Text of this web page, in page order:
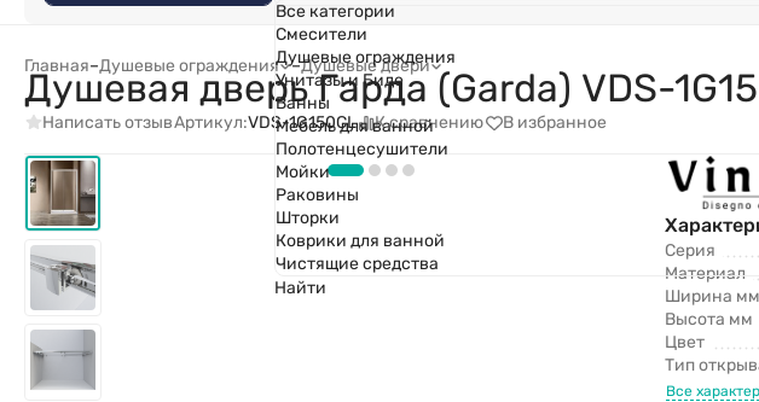
Все категории
Смесители
Душевые ограждения
Унитазы и Биде
Ванны
Мебель для ванной
Полотенцесушители
Мойки
Раковины
Шторки
Коврики для ванной
Чистящие средства
Найти
Главная–Душевые ограждения –Душевые двери
Душевая дверь Гарда (Garda) VDS-
Написать отзывАртикул:VDS-1G150CL К сравнению В избранное
Серия
Материал
Ширина мм
Высота мм
Цвет
Тип
Все